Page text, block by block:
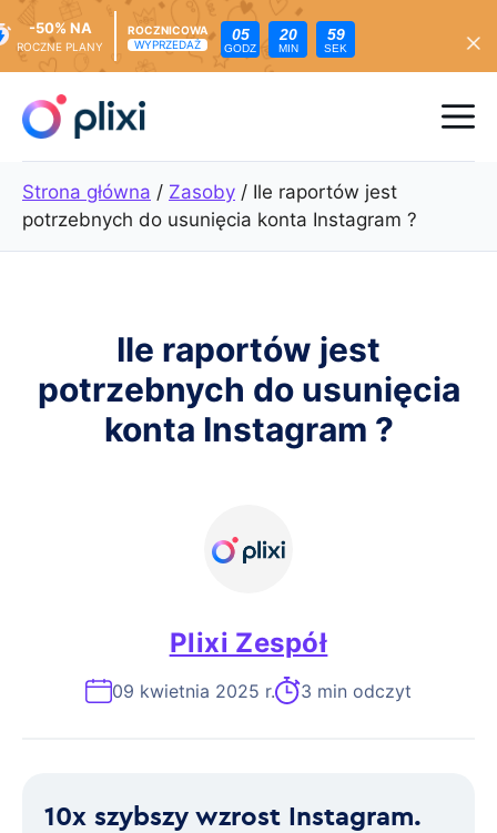
treści
-50% NA
ROCZNE PLANY
ROCZNICOWA
WYPRZEDAŻ
05
GODZ
20
MIN
57
SEK
Strona główna / Zasoby / Ile raportów jest
potrzebnych do usunięcia konta Instagram ?
Ile raportów jest
potrzebnych do usunięcia
konta Instagram ?
Plixi Zespół
09 kwietnia 2025 r. 3 min odczyt
10x szybszy wzrost Instagram.